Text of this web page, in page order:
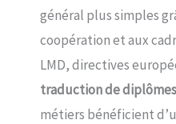
général plus simples
coopération et aux
LMD, directives
traduction de diplômes
métiers bénéficient